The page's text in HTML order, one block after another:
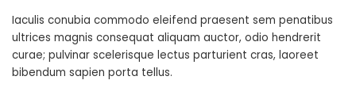
Iaculis conubia commodo eleifend praesent sem penatibus
ultrices magnis consequat aliquam auctor, odio hendrerit
curae; pulvinar scelerisque lectus parturient cras, laoreet
bibendum sapien porta tellus.